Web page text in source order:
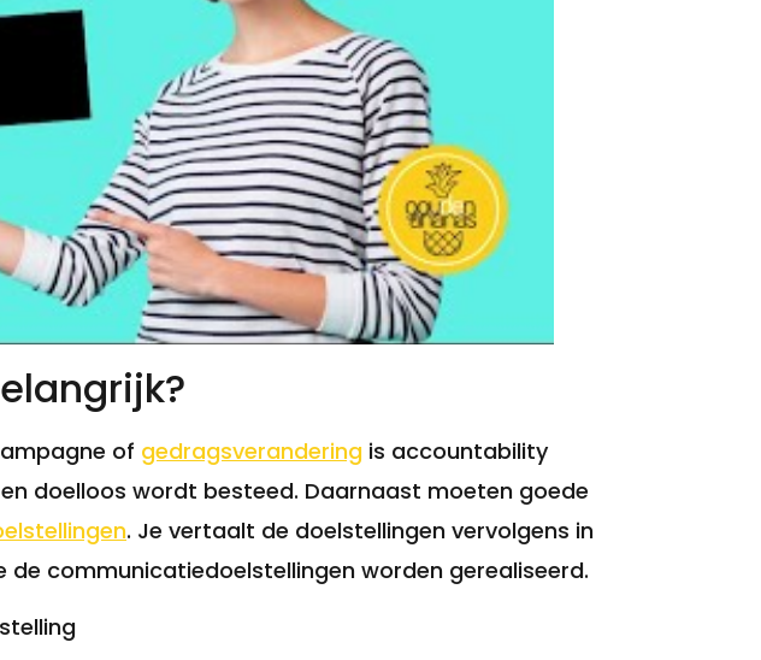
of gedragsverandering is accountability
doelloos wordt besteed. Daarnaast moeten goede
. Je vertaalt de doelstellingen vervolgens in
communicatiedoelstellingen worden gerealiseerd.